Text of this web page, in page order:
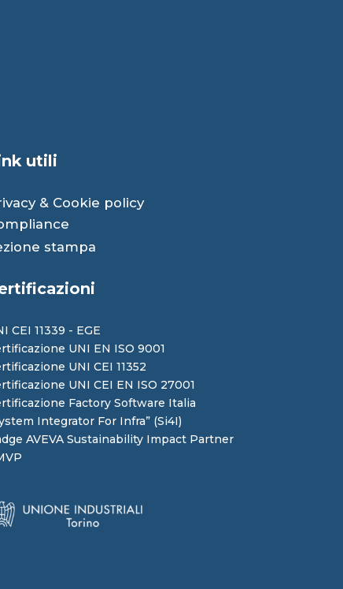
utili
& Cookie policy
stampa
CEI 11339 - EGE
UNI EN ISO 9001
UNI CEI 11352
UNI CEI EN ISO 27001
Factory Software Italia
Integrator For Infra” (Si4I)
AVEVA Sustainability Impact Partner